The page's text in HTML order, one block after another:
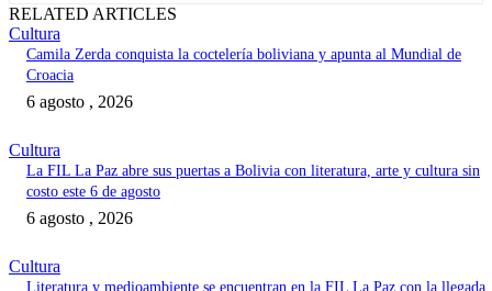
RELATED ARTICLES
Cultura
Camila Zerda conquista la coctelería boliviana y apunta al Mundial de
Croacia
6 agosto , 2026
Cultura
La FIL La Paz abre sus puertas a Bolivia con literatura, arte y cultura sin
costo este 6 de agosto
6 agosto , 2026
Cultura
Literatura y medioambiente se encuentran en la FIL La Paz con la llegada